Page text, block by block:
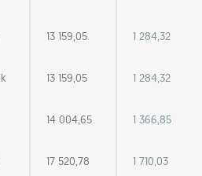
13 159,05 1 284,32
13 159,05 1 284,32
14 004,65 1 366,85
17 520,78 1 710,03